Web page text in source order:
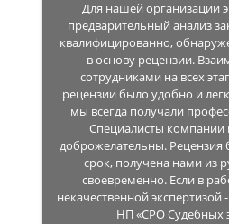
Для нашей организации
предварительный анализ
квалифицированно,
в основу рецензии.
сотрудниками на всех
рецензии было удобно и
мы всегда получали
Специалисты компании
доброжелательны. Рецензия
срок, получена нами из
своевременно. Если в
некачественной
НП «СРО Судебных